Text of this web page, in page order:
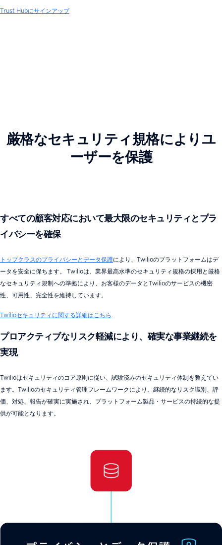
Trust Hubにサインアップ
厳格なセキュリティ規格によりユ
ーザーを保護
すべての顧客対応において最大限のセキュリティとプラ
イバシーを確保
トップクラスのプライバシーとデータ保護により、Twilioのプラットフォームはデ
ータを安全に保ちます。 Twilioは、業界最高水準のセキュリティ規格の採用と厳格
なセキュリティ規制への準拠により、お客様のデータとTwilioのサービスの機密
性、可用性、完全性を維持しています。
Twilioセキュリティに関する詳細はこちら
プロアクティブなリスク軽減により、確実な事業継続を
実現
Twilioはセキュリティのコア原則に従い、試験済みのセキュリティ体制を整えてい
ます。Twilioのセキュリティ管理フレームワークにより、継続的なリスク識別、評
価、対処、報告が確実に実施され、プラットフォーム製品・サービスの持続的な提
供が可能となります。